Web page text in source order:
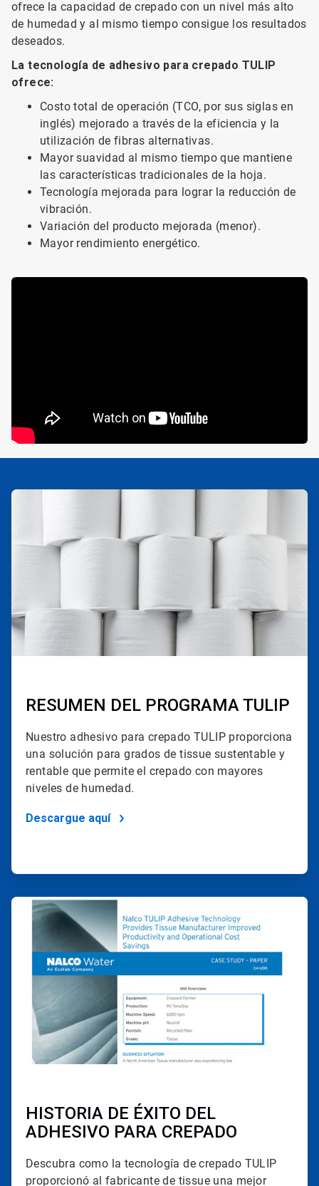
ofrece la capacidad de crepado con un nivel más alto
de humedad y al mismo tiempo consigue los resultados
deseados.
La tecnología de adhesivo para crepado TULIP
ofrece:
Costo total de operación (TCO, por sus siglas en
inglés) mejorado a través de la eficiencia y la
utilización de fibras alternativas.
Mayor suavidad al mismo tiempo que mantiene
las características tradicionales de la hoja.
Tecnología mejorada para lograr la reducción de
vibración.
Variación del producto mejorada (menor).
Mayor rendimiento energético.
ArticleTile
RESUMEN DEL PROGRAMA TULIP
Nuestro adhesivo para crepado TULIP proporciona
una solución para grados de tissue sustentable y
rentable que permite el crepado con mayores
niveles de humedad.
Descargue aquí
ArticleTile
HISTORIA DE ÉXITO DEL
ADHESIVO PARA CREPADO
Descubra como la tecnología de crepado TULIP
proporcionó al fabricante de tissue una mejor